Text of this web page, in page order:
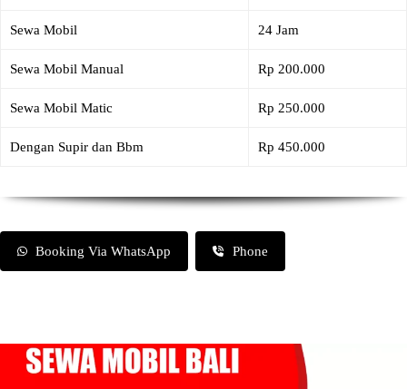
Sewa Mobil 24 Jam
Sewa Mobil Manual Rp 200.000
Sewa Mobil Matic Rp 250.000
Dengan Supir dan Bbm Rp 450.000
Booking Via WhatsApp Phone